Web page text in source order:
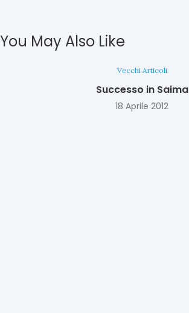
You May Also Like
Vecchi Articoli
Successo in Saima
18 Aprile 2012